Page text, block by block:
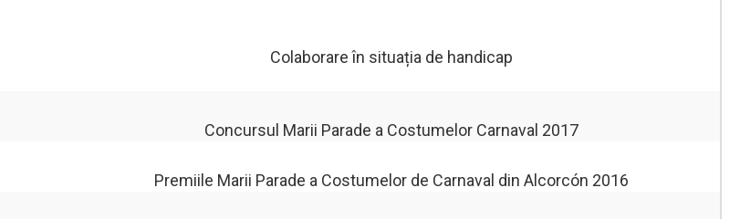
Colaborare în situația de handicap
Concursul Marii Parade a Costumelor Carnaval 2017
Premiile Marii Parade a Costumelor de Carnaval din Alcorcón 2016